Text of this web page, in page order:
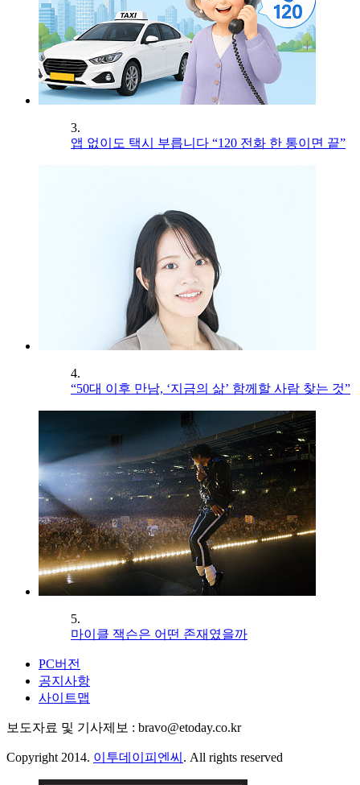
3.
앱 없이도 택시 부릅니다 “120 전화 한 통이면 끝”
4.
“50대 이후 만남, ‘지금의 삶’ 함께할 사람 찾는 것”
5.
마이클 잭슨은 어떤 존재였을까
PC버전
공지사항
사이트맵
보도자료 및 기사제보 : bravo@etoday.co.kr
Copyright 2014. 이투데이피엔씨 . All rights reserved